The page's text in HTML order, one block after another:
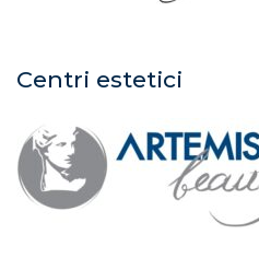
Centri estetici